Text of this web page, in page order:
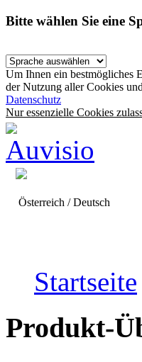
Bitte wählen Sie eine
Um Ihnen ein bestmögliches
der Nutzung aller Cookies
Datenschutz
Nur essenzielle Cookies
Österreich / Deutsch
Startseite
Produkt-